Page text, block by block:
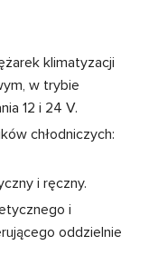
klimatyzacji
w trybie
12 i 24 V.
chłodniczych:
i ręczny.
i
oddzielnie